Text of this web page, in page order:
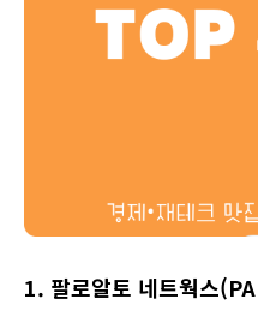
1. 팔로알토 네트웍스